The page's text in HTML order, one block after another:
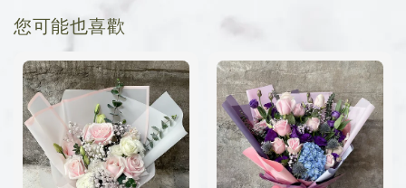
您可能也喜歡